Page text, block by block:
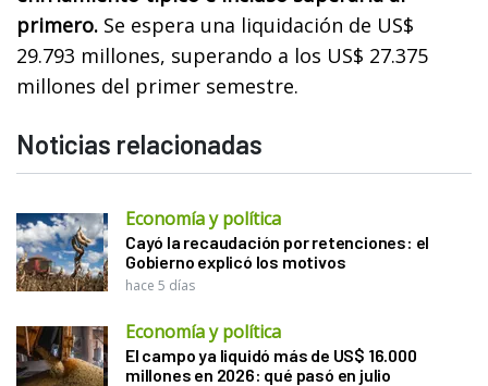
primero. Se espera una liquidación de US$
29.793 millones, superando a los US$ 27.375
millones del primer semestre.
Noticias relacionadas
Economía y política
Cayó la recaudación por retenciones: el
Gobierno explicó los motivos
hace 5 días
Economía y política
El campo ya liquidó más de US$ 16.000
millones en 2026: qué pasó en julio